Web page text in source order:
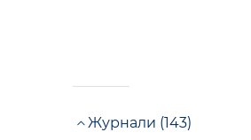
Журнали (143)